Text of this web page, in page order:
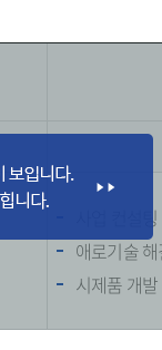
사업 컨설
애로기술
시제품 개